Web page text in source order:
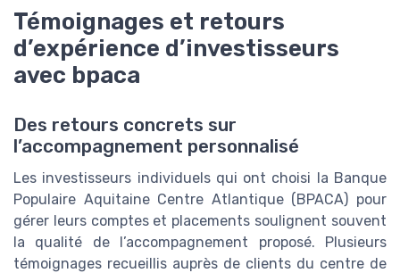
Témoignages et retours
d’expérience d’investisseurs
avec bpaca
Des retours concrets sur
l’accompagnement personnalisé
Les investisseurs individuels qui ont choisi la Banque
Populaire Aquitaine Centre Atlantique (BPACA) pour
gérer leurs comptes et placements soulignent souvent
la qualité de l’accompagnement proposé. Plusieurs
témoignages recueillis auprès de clients du centre de